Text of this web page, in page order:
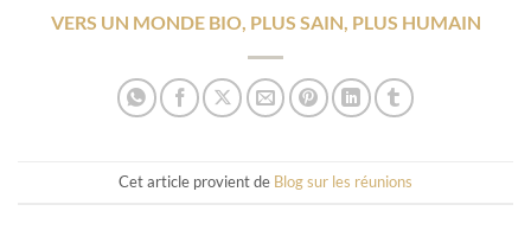
VERS UN MONDE BIO, PLUS SAIN, PLUS HUMAIN
Cet article provient de Blog sur les réunions